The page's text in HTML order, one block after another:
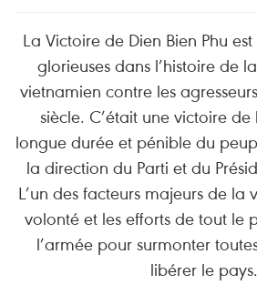
La Victoire de Dien Bien Phu
glorieuses dans l’histoire de
vietnamien contre les
siècle. C’était une victoire
longue durée et pénible du
la direction du Parti et du
L’un des facteurs majeurs de la
volonté et les efforts de tout le
l’armée pour surmonter
libérer le pays.